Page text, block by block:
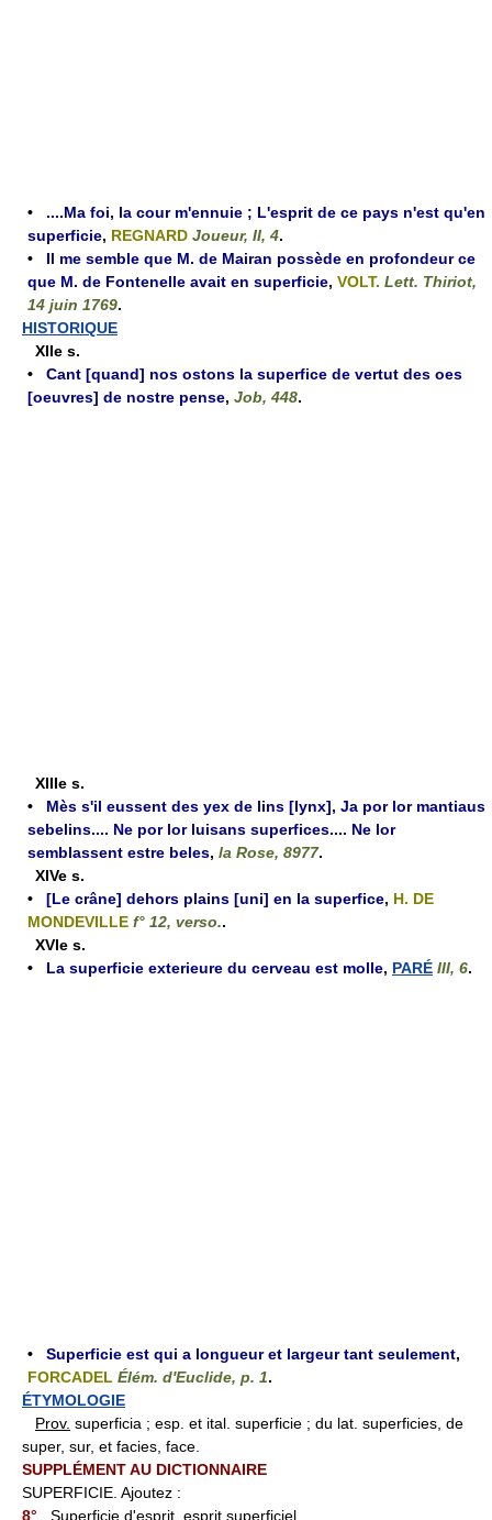
• ....Ma foi, la cour m'ennuie ; L'esprit de ce pays n'est qu'en
superficie, REGNARD Joueur, II, 4.
• Il me semble que M. de Mairan possède en profondeur ce
que M. de Fontenelle avait en superficie, VOLT. Lett. Thiriot,
14 juin 1769.
HISTORIQUE
XIIe s.
• Cant [quand] nos ostons la superfice de vertut des oes
[oeuvres] de nostre pense, Job, 448.
XIIIe s.
• Mès s'il eussent des yex de lins [lynx], Ja por lor mantiaus
sebelins.... Ne por lor luisans superfices.... Ne lor
semblassent estre beles, la Rose, 8977.
XIVe s.
• [Le crâne] dehors plains [uni] en la superfice, H. DE
MONDEVILLE f° 12, verso..
XVIe s.
• La superficie exterieure du cerveau est molle, PARÉ III, 6.
• Superficie est qui a longueur et largeur tant seulement,
FORCADEL Élém. d'Euclide, p. 1.
ÉTYMOLOGIE
Prov. superficia ; esp. et ital. superficie ; du lat. superficies, de
super, sur, et facies, face.
SUPPLÉMENT AU DICTIONNAIRE
SUPERFICIE. Ajoutez :
8° Superficie d'esprit, esprit superficiel.